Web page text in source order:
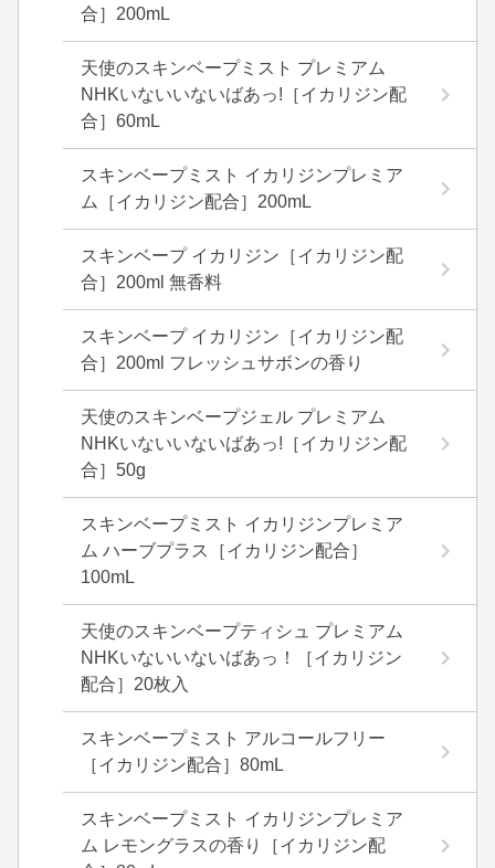
合］200mL
天使のスキンベープミスト プレミアム
NHKいないいないばあっ!［イカリジン配
合］60mL
スキンベープミスト イカリジンプレミア
ム［イカリジン配合］200mL
スキンベープ イカリジン［イカリジン配
合］200ml 無香料
スキンベープ イカリジン［イカリジン配
合］200ml フレッシュサボンの香り
天使のスキンベープジェル プレミアム
NHKいないいないばあっ!［イカリジン配
合］50g
スキンベープミスト イカリジンプレミア
ム ハーブプラス［イカリジン配合］
100mL
天使のスキンベープティシュ プレミアム
NHKいないいないばあっ！［イカリジン
配合］20枚入
スキンベープミスト アルコールフリー
［イカリジン配合］80mL
スキンベープミスト イカリジンプレミア
ム レモングラスの香り［イカリジン配